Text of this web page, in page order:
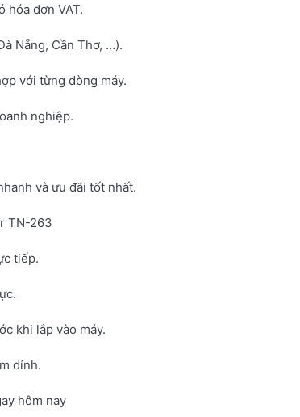
hóa đơn VAT.
Nẵng, Cần Thơ, …).
với từng dòng máy.
nghiệp.
và ưu đãi tốt nhất.
TN-263
tiếp.
khi lắp vào máy.
dính.
hôm nay